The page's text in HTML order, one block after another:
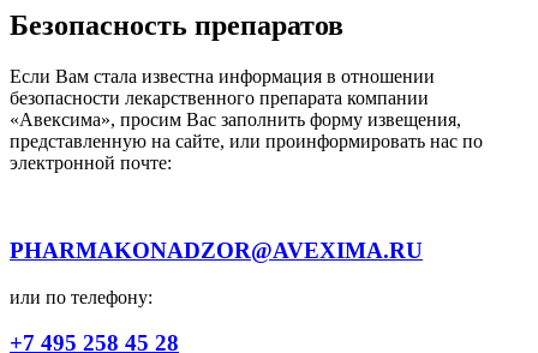
Безопасность препаратов
Если Вам стала известна информация в отношении
безопасности лекарственного препарата компании
«Авексима», просим Вас заполнить форму извещения,
представленную на сайте, или проинформировать нас по
электронной почте:
PHARMAKONADZOR@AVEXIMA.RU
или по телефону:
+7 495 258 45 28